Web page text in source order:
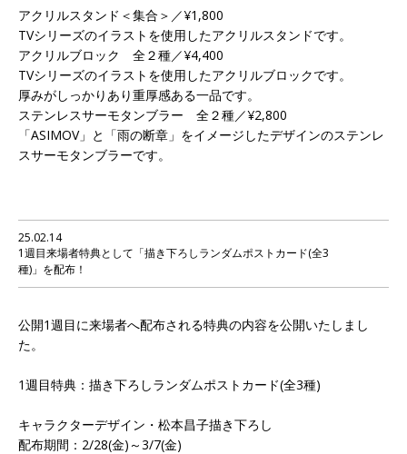
アクリルスタンド＜集合＞／¥1,800
TVシリーズのイラストを使用したアクリルスタンドです。
アクリルブロック 全２種／¥4,400
TVシリーズのイラストを使用したアクリルブロックです。
厚みがしっかりあり重厚感ある一品です。
ステンレスサーモタンブラー 全２種／¥2,800
「ASIMOV」と「雨の断章」をイメージしたデザインのステンレ
スサーモタンブラーです。
25.02.14
1週目来場者特典として「描き下ろしランダムポストカード(全3
種)」を配布！
公開1週目に来場者へ配布される特典の内容を公開いたしまし
た。
1週目特典：描き下ろしランダムポストカード(全3種)
キャラクターデザイン・松本昌子描き下ろし
配布期間：2/28(金)～3/7(金)